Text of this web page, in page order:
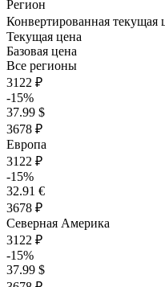
Регион
Конвертированная текущая
Текущая цена
Базовая цена
Все регионы
3122 ₽
-15%
37.99 $
3678 ₽
Европа
3122 ₽
-15%
32.91 €
3678 ₽
Северная Америка
3122 ₽
-15%
37.99 $